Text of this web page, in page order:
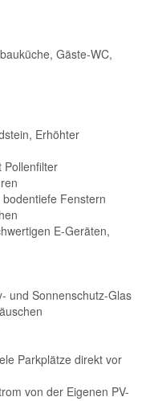
Gäste-WC,
Erhöhter
Pollenfilter
Fenstern
E-Geräten,
und Sonnenschutz-Glas
Parkplätze direkt vor
von der Eigenen PV-